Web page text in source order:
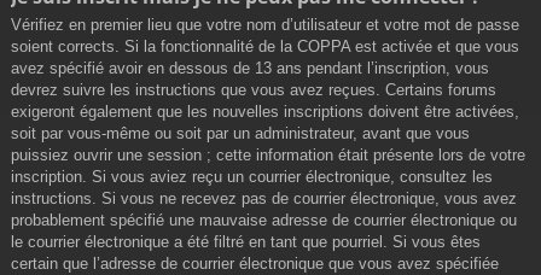
Vérifiez en premier lieu que votre nom d’utilisateur et votre mot de passe
soient corrects. Si la fonctionnalité de la COPPA est activée et que vous
avez spécifié avoir en dessous de 13 ans pendant l’inscription, vous
devrez suivre les instructions que vous avez reçues. Certains forums
exigeront également que les nouvelles inscriptions doivent être activées,
soit par vous-même ou soit par un administrateur, avant que vous
puissiez ouvrir une session ; cette information était présente lors de votre
inscription. Si vous aviez reçu un courrier électronique, consultez les
instructions. Si vous ne recevez pas de courrier électronique, vous avez
probablement spécifié une mauvaise adresse de courrier électronique ou
le courrier électronique a été filtré en tant que pourriel. Si vous êtes
certain que l’adresse de courrier électronique que vous avez spécifiée